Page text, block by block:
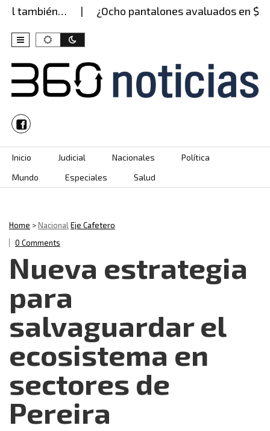
¿Ocho pantalones avaluados en $1,2
Skip to content
Inicio Judicial Nacionales
Política
Mundo
Especiales Salud
Home >NacionalEje Cafetero
0 Comments
Nueva estrategia
para
salvaguardar el
ecosistema en
sectores de
Pereira